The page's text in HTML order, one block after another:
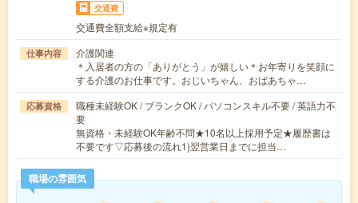
交通費
交通費全額支給※規定有
仕事内容
介護関連
＊入居者の方の「ありがとう」が嬉しい＊お年寄りを笑顔に
する介護のお仕事です。おじいちゃん、おばあちゃ…
応募資格
職種未経験OK / ブランクOK / パソコンスキル不要 / 英語力不
要
無資格・未経験OK年齢不問★10名以上採用予定★履歴書は
不要です▽応募後の流れ1)翌営業日までに担当…
職場の雰囲気